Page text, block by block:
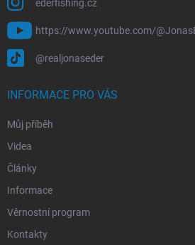
ederfishing.cz
https://www.youtube.com/
@realjonaseder
INFORMACE PRO VÁS
Můj příběh
Videa
Články
Informace
Věrnostní program
Kontakty